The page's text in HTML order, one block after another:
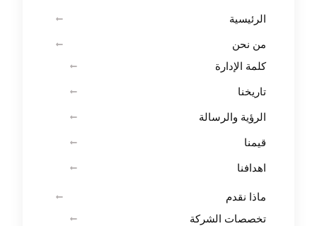
الرئيسية
من نحن
كلمة الإدارة
تاريخنا
الرؤية والرسالة
قيمنا
اهدافنا
ماذا نقدم
تخصصات الشركة